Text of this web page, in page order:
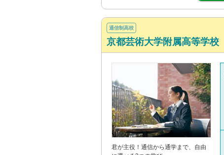
通信制高校
京都芸術大学附属高等学校
君が主役！通信から通学まで、自由